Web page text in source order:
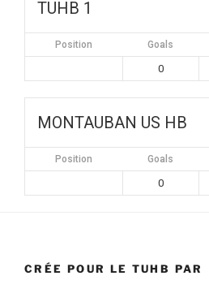
TUHB 1
Position Goals
0
MONTAUBAN US HB
Position Goals
0
CRÉE POUR LE TUHB PAR